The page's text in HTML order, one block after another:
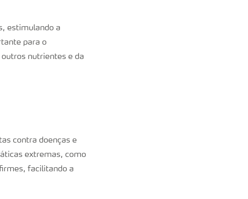
estimulando a
para o
nutrientes e da
contra doenças e
extremas, como
facilitando a